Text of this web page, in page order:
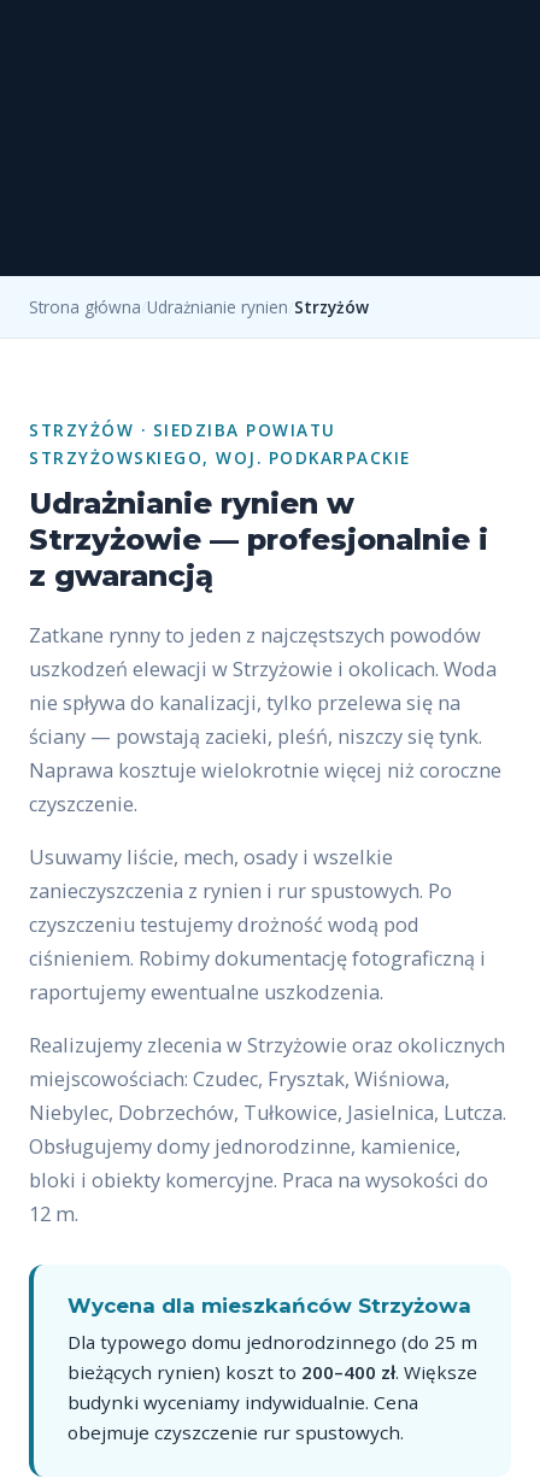
Strona główna Udrażnianie rynien Strzyżów
STRZYŻÓW · SIEDZIBA POWIATU
STRZYŻOWSKIEGO, WOJ. PODKARPACKIE
Udrażnianie rynien w
Strzyżowie — profesjonalnie i
z gwarancją
Zatkane rynny to jeden z najczęstszych powodów
uszkodzeń elewacji w Strzyżowie i okolicach. Woda
nie spływa do kanalizacji, tylko przelewa się na
ściany — powstają zacieki, pleśń, niszczy się tynk.
Naprawa kosztuje wielokrotnie więcej niż coroczne
czyszczenie.
Usuwamy liście, mech, osady i wszelkie
zanieczyszczenia z rynien i rur spustowych. Po
czyszczeniu testujemy drożność wodą pod
ciśnieniem. Robimy dokumentację fotograficzną i
raportujemy ewentualne uszkodzenia.
Realizujemy zlecenia w Strzyżowie oraz okolicznych
miejscowościach: Czudec, Frysztak, Wiśniowa,
Niebylec, Dobrzechów, Tułkowice, Jasielnica, Lutcza.
Obsługujemy domy jednorodzinne, kamienice,
bloki i obiekty komercyjne. Praca na wysokości do
12 m.
Wycena dla mieszkańców Strzyżowa
Dla typowego domu jednorodzinnego (do 25 m
bieżących rynien) koszt to 200–400 zł. Większe
budynki wyceniamy indywidualnie. Cena
obejmuje czyszczenie rur spustowych.